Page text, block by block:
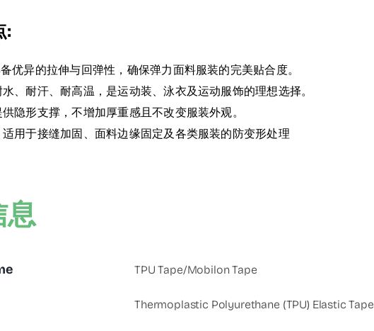
:
优异的拉伸与回弹性，确保弹力面料服装的完美贴合度。
、耐汗、耐高温，是运动装、泳衣及运动服饰的理想选择。
隐形支撑，不增加厚重感且不改变服装外观。
用于接缝加固、面料边缘固定及各类服装的防变形处理
息
TPU Tape/Mobilon Tape
Thermoplastic Polyurethane (TPU) Elastic Tape